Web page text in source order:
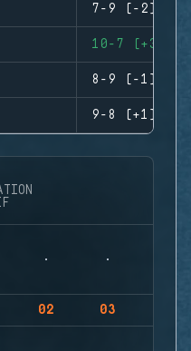
7-9 (-2)
10-7 (+3)
8-9 (-1)
9-8 (+1)
02 03